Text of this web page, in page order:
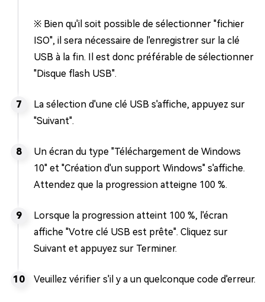
※ Bien qu'il soit possible de sélectionner "fichier
ISO", il sera nécessaire de l'enregistrer sur la clé
USB à la fin. Il est donc préférable de sélectionner
"Disque flash USB".
La sélection d'une clé USB s'affiche, appuyez sur
"Suivant".
Un écran du type "Téléchargement de Windows
10" et "Création d'un support Windows" s'affiche.
Attendez que la progression atteigne 100 %.
Lorsque la progression atteint 100 %, l'écran
affiche "Votre clé USB est prête". Cliquez sur
Suivant et appuyez sur Terminer.
Veuillez vérifier s'il y a un quelconque code d'erreur.